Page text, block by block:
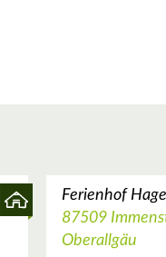
Ferienhof
87509
Oberallgäu